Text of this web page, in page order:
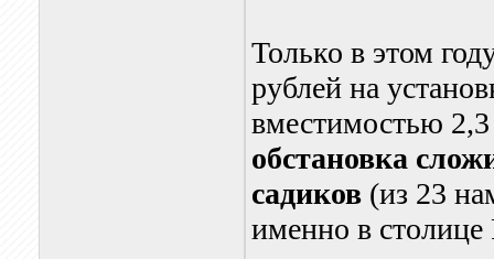
Только в этом
рублей на
вместимостью
обстановка
садиков(из 23
именно в